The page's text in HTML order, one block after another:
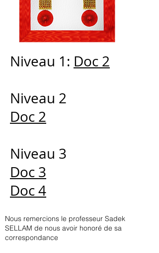
Niveau 1: Doc 2
Niveau 2
Doc 2
Niveau 3
Doc 3
Doc 4
Nous remercions le professeur Sadek
SELLAM de nous avoir honoré de sa
correspondance